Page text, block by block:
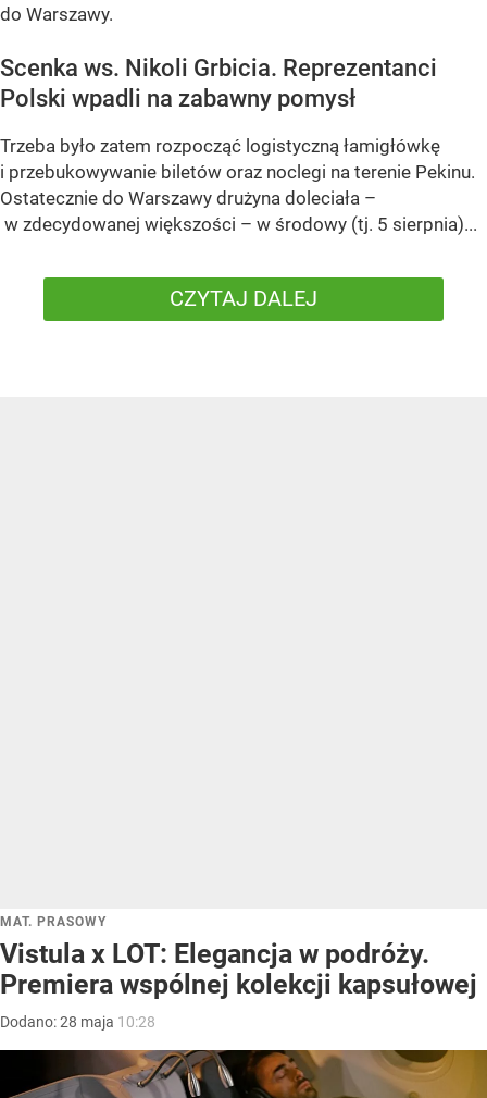
do Warszawy.
Scenka ws. Nikoli Grbicia. Reprezentanci
Polski wpadli na zabawny pomysł
Trzeba było zatem rozpocząć logistyczną łamigłówkę
i przebukowywanie biletów oraz noclegi na terenie Pekinu.
Ostatecznie do Warszawy drużyna doleciała –
w zdecydowanej większości – w środowy (tj. 5 sierpnia)...
CZYTAJ DALEJ
MAT. PRASOWY
Vistula x LOT: Elegancja w podróży.
Premiera wspólnej kolekcji kapsułowej
Dodano:28 maja 10:28